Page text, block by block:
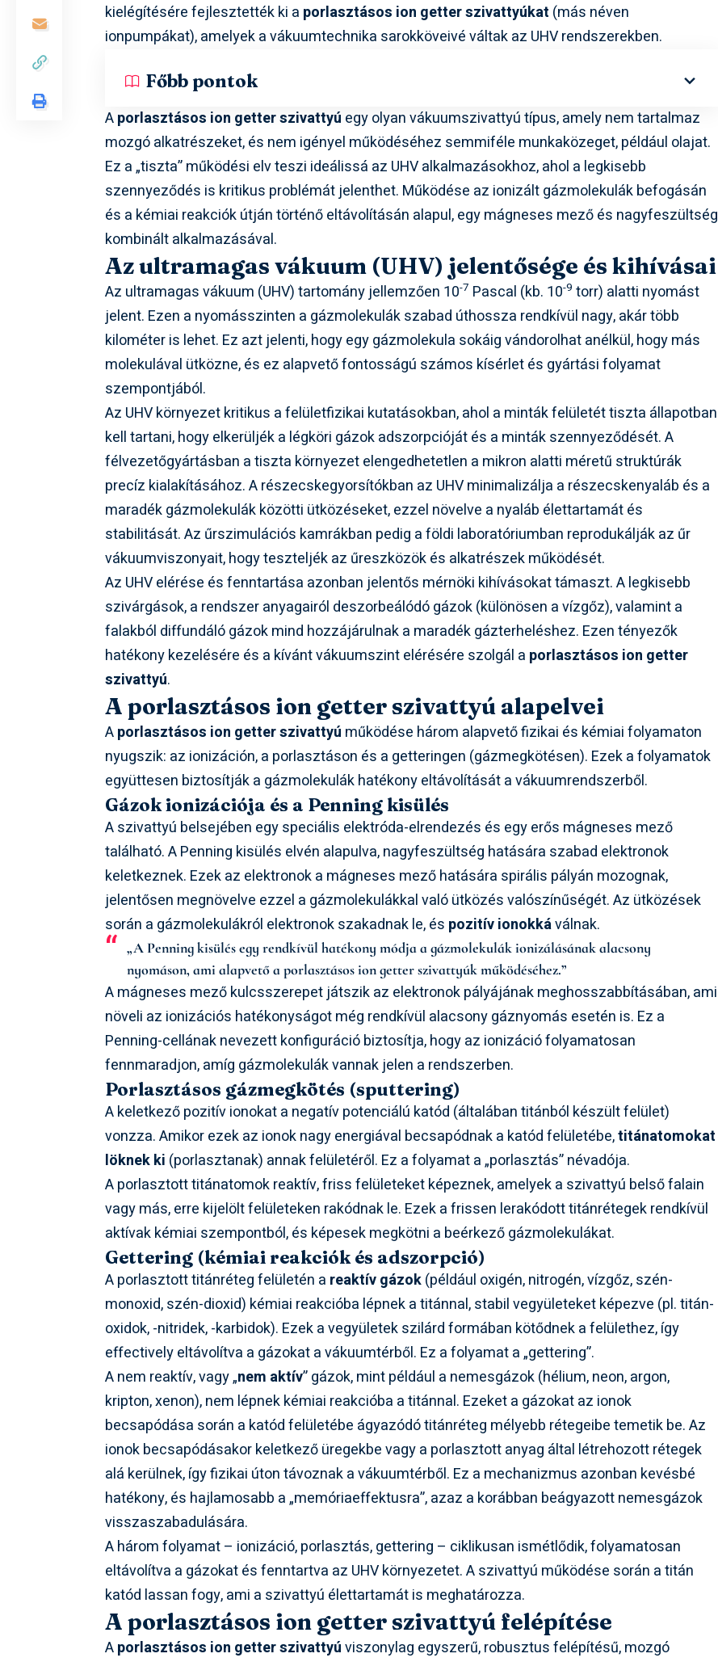
kielégítésére fejlesztették ki a porlasztásos ion getter szivattyúkat (más néven
ionpumpákat), amelyek a vákuumtechnika sarokköveivé váltak az UHV rendszerekben.
Főbb pontok
Aporlasztásos ion getter szivattyú egy olyan vákuumszivattyú típus, amely nem tartalmaz
mozgó alkatrészeket, és nem igényel működéséhez semmiféle munkaközeget, például olajat.
Ez a „tiszta” működési elv teszi ideálissá az UHV alkalmazásokhoz, ahol a legkisebb
szennyeződés is kritikus problémát jelenthet. Működése az ionizált gázmolekulák befogásán
és a kémiai reakciók útján történő eltávolításán alapul, egy mágneses mező és nagyfeszültség
kombinált alkalmazásával.
Az ultramagas vákuum (UHV) jelentősége és kihívásai
Az ultramagas vákuum (UHV) tartomány jellemzően 10-7 Pascal (kb. 10-9 torr) alatti nyomást
jelent. Ezen a nyomásszinten a gázmolekulák szabad úthossza rendkívül nagy, akár több
kilométer is lehet. Ez azt jelenti, hogy egy gázmolekula sokáig vándorolhat anélkül, hogy más
molekulával ütközne, és ez alapvető fontosságú számos kísérlet és gyártási folyamat
szempontjából.
Az UHV környezet kritikus a felületfizikai kutatásokban, ahol a minták felületét tiszta állapotban
kell tartani, hogy elkerüljék a légköri gázok adszorpcióját és a minták szennyeződését. A
félvezetőgyártásban a tiszta környezet elengedhetetlen a mikron alatti méretű struktúrák
precíz kialakításához. A részecskegyorsítókban az UHV minimalizálja a részecskenyaláb és a
maradék gázmolekulák közötti ütközéseket, ezzel növelve a nyaláb élettartamát és
stabilitását. Az űrszimulációs kamrákban pedig a földi laboratóriumban reprodukálják az űr
vákuumviszonyait, hogy teszteljék az űreszközök és alkatrészek működését.
Az UHV elérése és fenntartása azonban jelentős mérnöki kihívásokat támaszt. A legkisebb
szivárgások, a rendszer anyagairól deszorbeálódó gázok (különösen a vízgőz), valamint a
falakból diffundáló gázok mind hozzájárulnak a maradék gázterheléshez. Ezen tényezők
hatékony kezelésére és a kívánt vákuumszint elérésére szolgál a porlasztásos ion getter
szivattyú.
A porlasztásos ion getter szivattyú alapelvei
Aporlasztásos ion getter szivattyú működése három alapvető fizikai és kémiai folyamaton
nyugszik: az ionizáción, a porlasztáson és a getteringen (gázmegkötésen). Ezek a folyamatok
együttesen biztosítják a gázmolekulák hatékony eltávolítását a vákuumrendszerből.
Gázok ionizációja és a Penning kisülés
A szivattyú belsejében egy speciális elektróda-elrendezés és egy erős mágneses mező
található. A Penning kisülés elvén alapulva, nagyfeszültség hatására szabad elektronok
keletkeznek. Ezek az elektronok a mágneses mező hatására spirális pályán mozognak,
jelentősen megnövelve ezzel a gázmolekulákkal való ütközés valószínűségét. Az ütközések
során a gázmolekulákról elektronok szakadnak le, és pozitív ionokkáválnak.
„A Penning kisülés egy rendkívül hatékony módja a gázmolekulák ionizálásának alacsony
nyomáson, ami alapvető a porlasztásos ion getter szivattyúk működéséhez.”
A mágneses mező kulcsszerepet játszik az elektronok pályájának meghosszabbításában, ami
növeli az ionizációs hatékonyságot még rendkívül alacsony gáznyomás esetén is. Ez a
Penning-cellának nevezett konfiguráció biztosítja, hogy az ionizáció folyamatosan
fennmaradjon, amíg gázmolekulák vannak jelen a rendszerben.
Porlasztásos gázmegkötés (sputtering)
A keletkező pozitív ionokat a negatív potenciálú katód (általában titánból készült felület)
vonzza. Amikor ezek az ionok nagy energiával becsapódnak a katód felületébe,titánatomokat
löknek ki (porlasztanak) annak felületéről. Ez a folyamat a „porlasztás” névadója.
A porlasztott titánatomok reaktív, friss felületeket képeznek, amelyek a szivattyú belső falain
vagy más, erre kijelölt felületeken rakódnak le. Ezek a frissen lerakódott titánrétegek rendkívül
aktívak kémiai szempontból, és képesek megkötni a beérkező gázmolekulákat.
Gettering (kémiai reakciók és adszorpció)
A porlasztott titánréteg felületén a reaktív gázok(például oxigén, nitrogén, vízgőz, szén-
monoxid, szén-dioxid) kémiai reakcióba lépnek a titánnal, stabil vegyületeket képezve (pl. titán-
oxidok, -nitridek, -karbidok). Ezek a vegyületek szilárd formában kötődnek a felülethez, így
effectively eltávolítva a gázokat a vákuumtérből. Ez a folyamat a „gettering”.
A nem reaktív, vagy „nem aktív” gázok, mint például a nemesgázok (hélium, neon, argon,
kripton, xenon), nem lépnek kémiai reakcióba a titánnal. Ezeket a gázokat az ionok
becsapódása során a katód felületébe ágyazódó titánréteg mélyebb rétegeibe temetik be. Az
ionok becsapódásakor keletkező üregekbe vagy a porlasztott anyag által létrehozott rétegek
alá kerülnek, így fizikai úton távoznak a vákuumtérből. Ez a mechanizmus azonban kevésbé
hatékony, és hajlamosabb a „memóriaeffektusra”, azaz a korábban beágyazott nemesgázok
visszaszabadulására.
A három folyamat – ionizáció, porlasztás, gettering – ciklikusan ismétlődik, folyamatosan
eltávolítva a gázokat és fenntartva az UHV környezetet. A szivattyú működése során a titán
katód lassan fogy, ami a szivattyú élettartamát is meghatározza.
A porlasztásos ion getter szivattyú felépítése
Aporlasztásos ion getter szivattyúviszonylag egyszerű, robusztus felépítésű, mozgó